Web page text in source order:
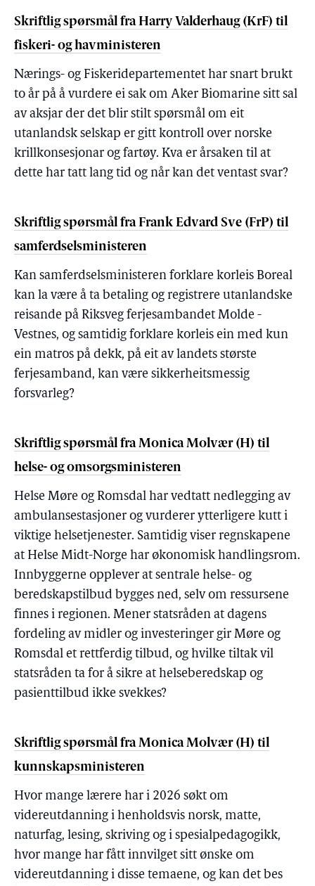
Skriftlig spørsmål fra Harry Valderhaug (KrF) til
fiskeri- og havministeren
Nærings- og Fiskeridepartementet har snart brukt
to år på å vurdere ei sak om Aker Biomarine sitt sal
av aksjar der det blir stilt spørsmål om eit
utanlandsk selskap er gitt kontroll over norske
krillkonsesjonar og fartøy. Kva er årsaken til at
dette har tatt lang tid og når kan det ventast svar?
Skriftlig spørsmål fra Frank Edvard Sve (FrP) til
samferdselsministeren
Kan samferdselsministeren forklare korleis Boreal
kan la være å ta betaling og registrere utanlandske
reisande på Riksveg ferjesambandet Molde -
Vestnes, og samtidig forklare korleis ein med kun
ein matros på dekk, på eit av landets største
ferjesamband, kan være sikkerheitsmessig
forsvarleg?
Skriftlig spørsmål fra Monica Molvær (H) til
helse- og omsorgsministeren
Helse Møre og Romsdal har vedtatt nedlegging av
ambulansestasjoner og vurderer ytterligere kutt i
viktige helsetjenester. Samtidig viser regnskapene
at Helse Midt-Norge har økonomisk handlingsrom.
Innbyggerne opplever at sentrale helse- og
beredskapstilbud bygges ned, selv om ressursene
finnes i regionen. Mener statsråden at dagens
fordeling av midler og investeringer gir Møre og
Romsdal et rettferdig tilbud, og hvilke tiltak vil
statsråden ta for å sikre at helseberedskap og
pasienttilbud ikke svekkes?
Skriftlig spørsmål fra Monica Molvær (H) til
kunnskapsministeren
Hvor mange lærere har i 2026 søkt om
videreutdanning i henholdsvis norsk, matte,
naturfag, lesing, skriving og i spesialpedagogikk,
hvor mange har fått innvilget sitt ønske om
videreutdanning i disse temaene, og kan det bes